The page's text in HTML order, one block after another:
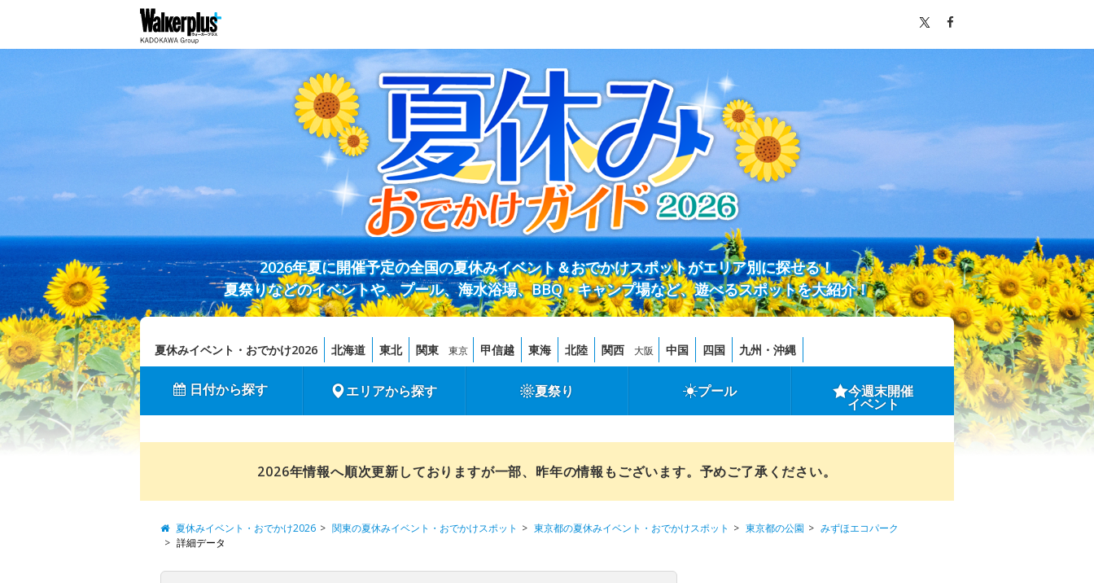
2026年夏に開催予定の全国の夏休みイベント＆おでかけスポットがエリア別に探せる！
夏祭りなどのイベントや、プール、海水浴場、BBQ・キャンプ場など、遊べるスポットを大紹介！
夏休みイベント・おでかけ2026 北海道 東北 関東 東京 甲信越 東海 北陸 関西 大阪 中国 四国 九州・沖縄
日付から探す エリアから探す 夏祭り プール 今週末開催
イベント
2026年情報へ順次更新しておりますが一部、昨年の情報もございます。予めご了承ください。
夏休みイベント・おでかけ2026 関東の夏休みイベント・おでかけスポット 東京都の夏休みイベント・おでかけスポット 東京都の公園
みずほエコパーク
詳細データ